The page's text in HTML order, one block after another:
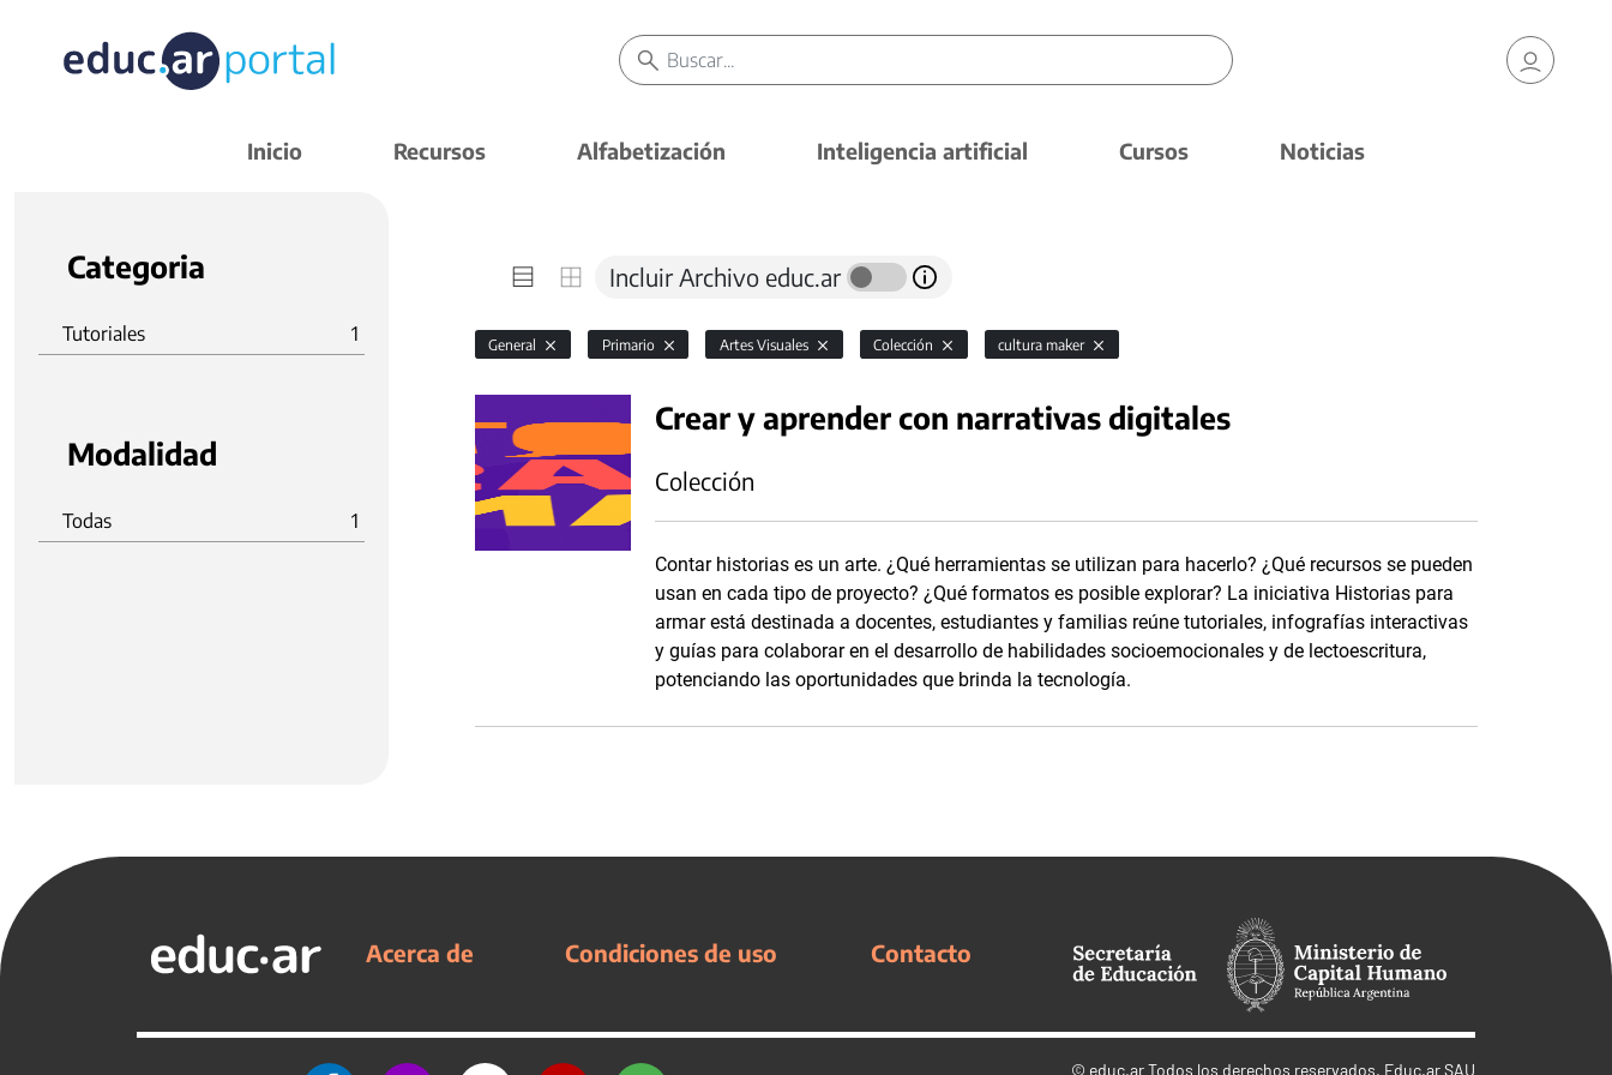
Inicio Recursos Alfabetización Inteligencia artificial Cursos Noticias
Categoria
Tutoriales 1
Modalidad
Todas 1
Incluir Archivo educ.ar
General Primario Artes Visuales Colección cultura maker
Crear y aprender con narrativas digitales
Colección
Contar historias es un arte. ¿Qué herramientas se utilizan para hacerlo? ¿Qué recursos se pueden
usan en cada tipo de proyecto? ¿Qué formatos es posible explorar? La iniciativa Historias para
armar está destinada a docentes, estudiantes y familias reúne tutoriales, infografías interactivas
y guías para colaborar en el desarrollo de habilidades socioemocionales y de lectoescritura,
potenciando las oportunidades que brinda la tecnología.
Acerca de Condiciones de uso Contacto
© educ.arTodos los derechos reservados. Educ.ar SAU